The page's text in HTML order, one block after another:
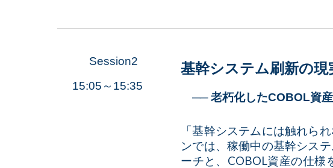
Session2
15:05～15:35
基幹システム刷新の現
── 老朽化したCOBOL資
「基幹システムには触れら
ンでは、稼働中の基幹シス
ーチと、COBOL資産の仕様